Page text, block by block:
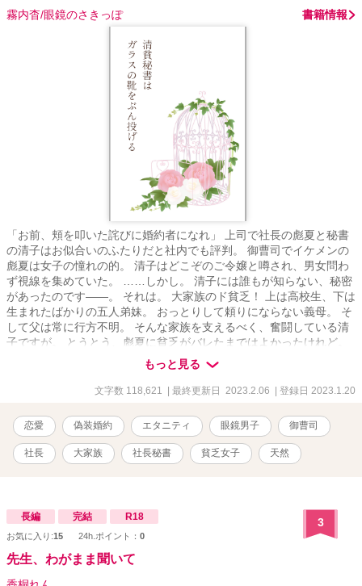
霧内杳/眼鏡のさきっぽ 書籍情報
「お前、頬を叩いた詫びに婚約者になれ」 上司で社長の彪夏と秘書
の清子はお似合いのふたりだと社内でも評判。 御曹司でイケメンの
彪夏は女子の憧れの的。 清子はどこぞのご令嬢と噂され、男女問わ
ず視線を集めていた。 ……しかし。 清子には誰もが知らない、秘密
があったのです――。 それは。 大家族のド貧乏！ 上は高校生、下は
生まれたばかりの五人弟妹。 おっとりして頼りにならない義母。 そ
して父は常に行方不明。 そんな家族を支えるべく、奮闘している清
子ですが。 とうとう、彪夏に貧乏がバレたまではよかったけれど。
子持ちと間違われてついひっぱたいてしまい、償いに婚約者のフリ
をする羽目に。 しかも貧乏バラすと言われたら断れない。 どうな
る、清子!? 河守清子 かわもりさやこ 25歳 LCCチェリーエアライ
舞っている 努力家で頑張り屋 自分がしっかりしないといけないと常
に気を張っている 甘えベタ × 御子神彪夏 みこがみひゅうが 33歳
LCCチェリーエアライン 社長 日本二大航空会社桜花航空社長の息
子 軽くパーマをかけた掻き上げビジネスショート 黒メタルツーポイ
のか!? ※河守家※ 父 祥平 放浪の画家。ほぼ家にいない 母 真
由 のんびり屋 長男 健太(高一･16歳)服作りが趣味 次男 巧(高一･
15歳)弁護士になるのが目標 三男 真(小五･10歳)サッカー少年 四
男 望(保育園年中･5歳)飛行機大好き 次女 美妃(保育園児･五ヶ月)
もっと見る
文字数 118,621 | 最終更新日 2023.2.06 | 登録日 2023.1.20
恋愛 偽装婚約 エタニティ 眼鏡男子 御曹司
社長 大家族 社長秘書 貧乏女子 天然
長編 完結 R18
お気に入り:15 24h.ポイント： 0
3
先生、わがまま聞いて